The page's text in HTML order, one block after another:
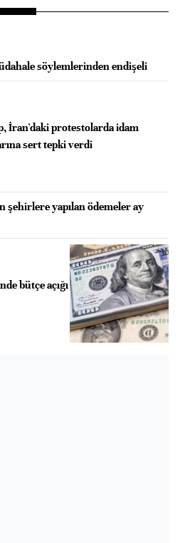
söylemlerinden endişeli
İran'daki protestolarda idam
sert tepki verdi
yapılan ödemeler ay
bütçe açığı